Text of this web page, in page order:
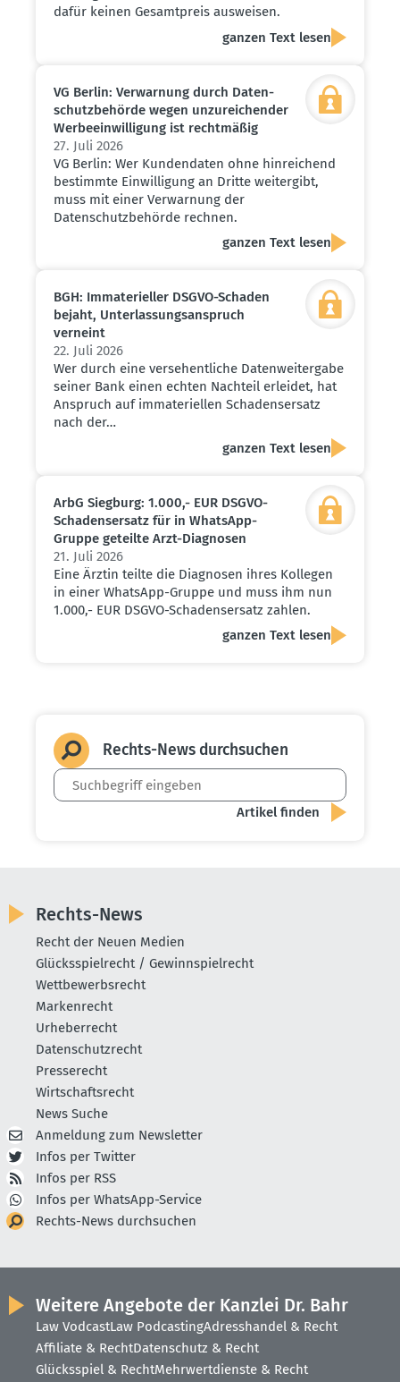
dafür keinen Gesamtpreis ausweisen.
ganzen Text lesen
VG Berlin: Verwarnung durch Daten­
schutz­be­hörde wegen unzurei­chender
Werbe­ein­wil­ligung ist recht­mäßig
27. Juli 2026
VG Berlin: Wer Kundendaten ohne hinreichend
bestimmte Einwilligung an Dritte weitergibt,
muss mit einer Verwarnung der
Datenschutzbehörde rechnen.
ganzen Text lesen
BGH: Immate­ri­eller DSGVO-Schaden
bejaht, Unter­las­sungs­an­spruch
verneint
22. Juli 2026
Wer durch eine versehentliche Datenweitergabe
seiner Bank einen echten Nachteil erleidet, hat
Anspruch auf immateriellen Schadensersatz
nach der…
ganzen Text lesen
ArbG Siegburg: 1.000,- EUR DSGVO-
Schadens­ersatz für in WhatsApp-
Gruppe geteilte Arzt-Diagnosen
21. Juli 2026
Eine Ärztin teilte die Diagnosen ihres Kollegen
in einer WhatsApp-Gruppe und muss ihm nun
1.000,- EUR DSGVO-Schadensersatz zahlen.
ganzen Text lesen
Rechts-News durch­suchen
Rechts-News
Recht der Neuen Medien
Glücksspielrecht / Gewinnspielrecht
Wettbewerbsrecht
Markenrecht
Urheberrecht
Datenschutzrecht
Presserecht
Wirtschaftsrecht
News Suche
Anmeldung zum Newsletter
Infos per Twitter
Infos per RSS
Infos per WhatsApp-Service
Rechts-News durchsuchen
Weitere Angebote der Kanzlei Dr. Bahr
Law VodcastLaw PodcastingAdresshandel & Recht
Affiliate & RechtDatenschutz & Recht
Glücksspiel & RechtMehrwertdienste & Recht